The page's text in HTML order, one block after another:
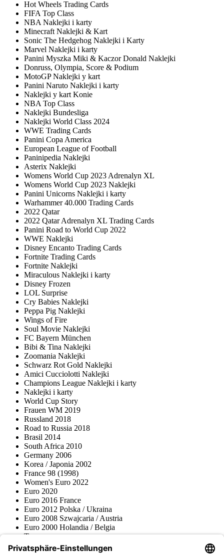
Hot Wheels Trading Cards
FIFA Top Class
NBA Naklejki i karty
Minecraft Naklejki & Kart
Sonic The Hedgehog Naklejki i Karty
Marvel Naklejki i karty
Panini Myszka Miki & Kaczor Donald Naklejki
Donruss, Olympia, Score & Podium
MotoGP Naklejki y kart
Panini Naruto Naklejki i karty
Naklejki y kart Konie
NBA Top Class
Naklejki Bundesliga
Naklejki World Class 2024
WWE Trading Cards
Panini Copa America
European League of Football
Paninipedia Naklejki
Asterix Naklejki
Womens World Cup 2023 Adrenalyn XL
Womens World Cup 2023 Naklejki
Panini Unicorns Naklejki i karty
Warhammer 40.000 Trading Cards
2022 Qatar
2022 Qatar Adrenalyn XL Trading Cards
Panini Road to World Cup 2022
WWE Naklejki
Disney Encanto Trading Cards
Fortnite Trading Cards
Fortnite Naklejki
Miraculous Naklejki i karty
Disney Frozen
LOL Surprise
Cry Babies Naklejki
Peppa Pig Naklejki
Wings of Fire
Soul Movie Naklejki
FC Bayern München
Bibi & Tina Naklejki
Zoomania Naklejki
Schwarz Rot Gold Naklejki
Amici Cucciolotti Naklejki
Champions League Naklejki i karty
Naklejki i karty
World Cup Story
Frauen WM 2019
Russland 2018
Road to Russia 2018
Brasil 2014
South Africa 2010
Germany 2006
Korea / Japonia 2002
France 98 (1998)
Women's Euro 2022
Euro 2020
Euro 2016 France
Euro 2012 Polska / Ukraina
Euro 2008 Szwajcaria / Austria
Euro 2000 Holandia / Belgia
Topps
Blue Ocean